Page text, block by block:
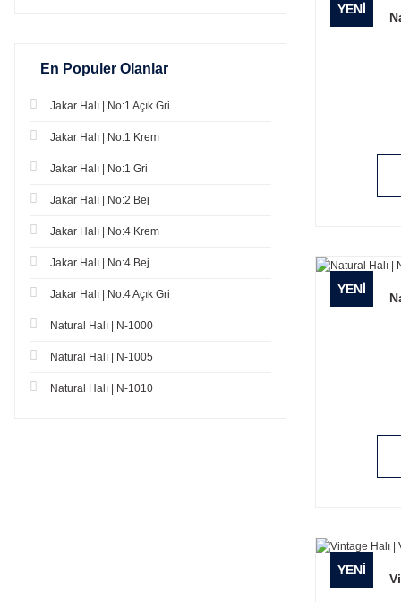
100 x 150 cm (9)
150 x 200 cm (9)
150 x 300 cm (9)
150 Yuvarlak (9)
75cm x Özel Ebat (9)
2 'Li Takım (70x100+60x70) (1)
En Populer Olanlar
Jakar Halı | No:1 Açık Gri
Jakar Halı | No:1 Krem
Jakar Halı | No:1 Gri
Jakar Halı | No:2 Bej
Jakar Halı | No:4 Krem
Jakar Halı | No:4 Bej
Jakar Halı | No:4 Açık Gri
Natural Halı | N-1000
Natural Halı | N-1005
Natural Halı | N-1010
YENİ
YENİ
YENİ